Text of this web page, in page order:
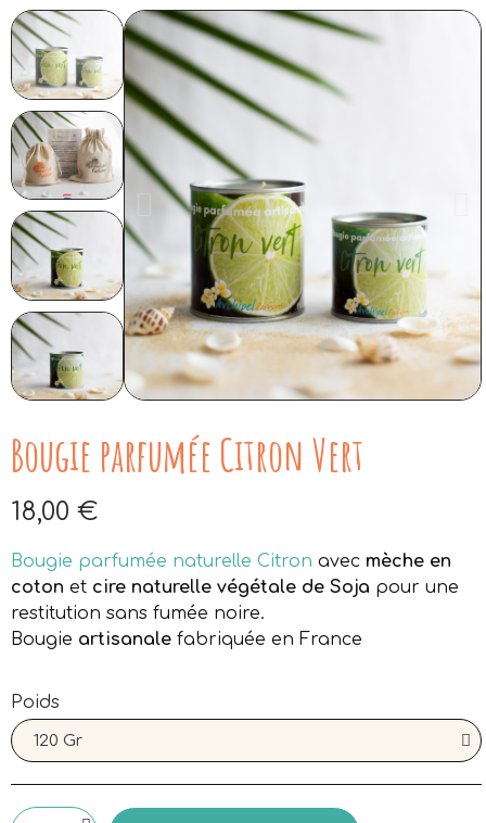
Bougie parfumée Citron Vert
18,00 €
Bougie parfumée naturelle Citron avec mèche en
coton et cire naturelle végétale de Soja pour une
restitution sans fumée noire.
Bougie artisanale fabriquée en France
Poids